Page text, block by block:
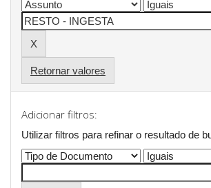
Retornar valores
Adicionar filtros:
Utilizar filtros para refinar o resultado de